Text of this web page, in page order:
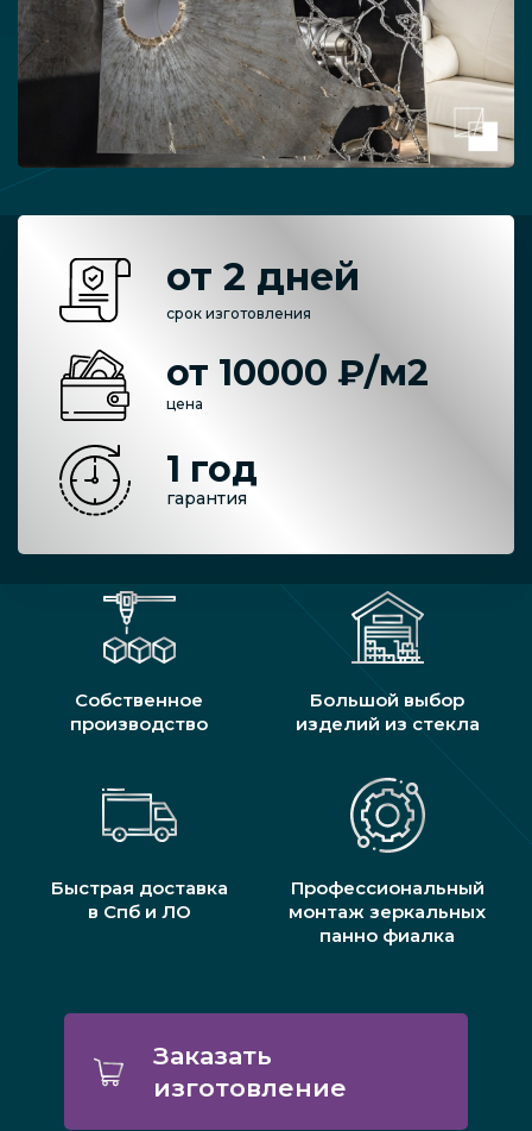
от 2 дней
срок изготовления
от 10000 ₽/м2
цена
1 год
гарантия
Собственное
производство
Большой выбор
изделий из стекла
Быстрая доставка
в Спб и ЛО
Профессиональный
монтаж зеркальных
панно фиалка
Заказать
изготовление